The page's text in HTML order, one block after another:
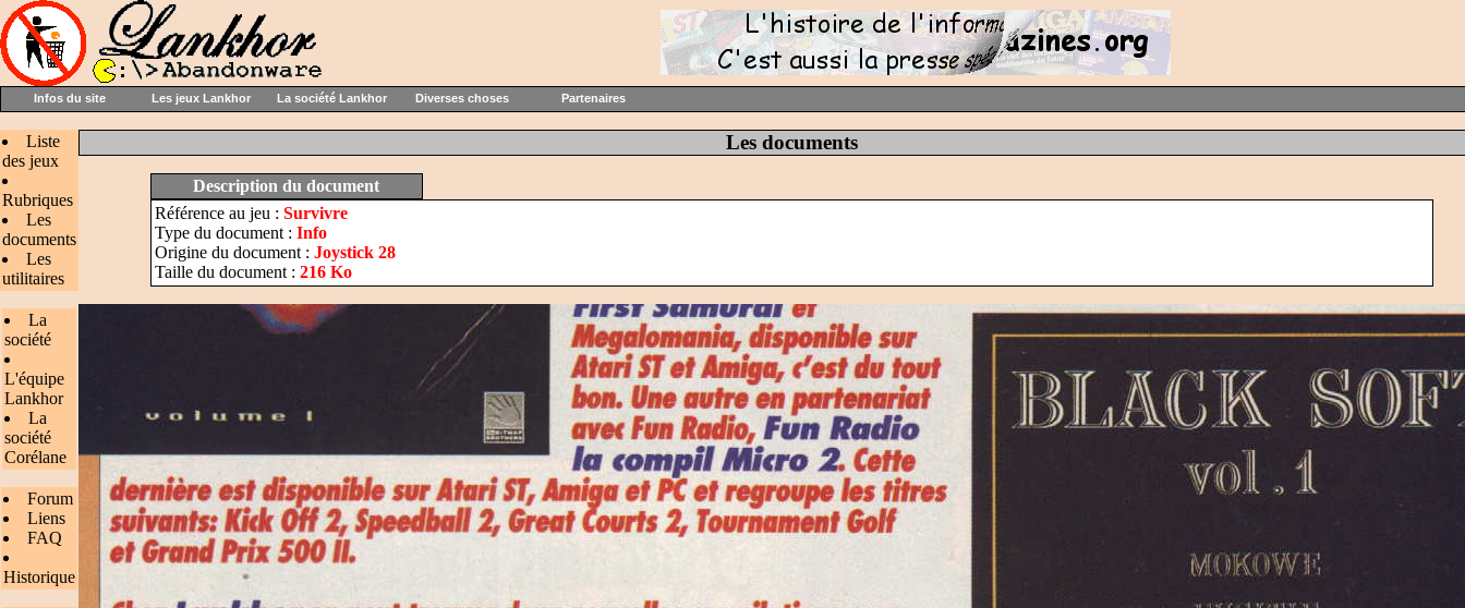
Infos du site Les jeux Lankhor La société Lankhor Diverses choses Partenaires
Liste
des jeux
Rubriques
Les
documents
Les
utilitaires
La
société
L'équipe
Lankhor
La
société
Corélane
Forum
Liens
FAQ
Historique
Les documents
Description du document
Référence au jeu : Survivre
Type du document : Info
Origine du document : Joystick 28
Taille du document : 216 Ko